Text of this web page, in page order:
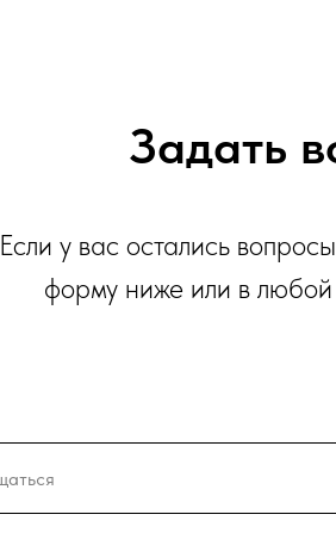
Задать
Если у вас остались
форму ниже или в